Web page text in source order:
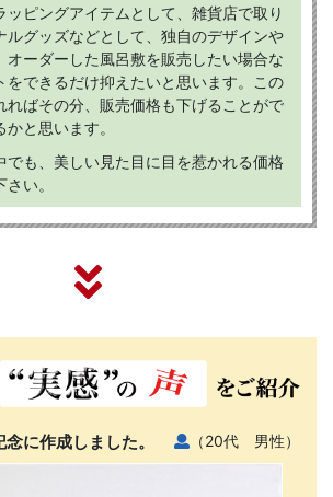
ッピングアイテムとして、雑貨店で取り
ルグッズなどとして、独自のデザインや
オーダーした風呂敷を販売したい場合な
をできるだけ抑えたいと思います。この
ればその分、販売価格も下げることがで
と思います。
でも、美しい見た目に目を惹かれる価格
い。
に作成しました。 （20代 男性）